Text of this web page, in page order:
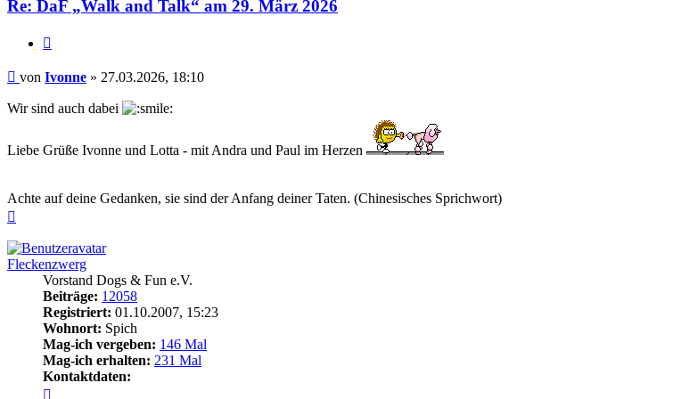
Re: DaF „Walk and Talk“ am 29. März 2026
Beitrag
von Ivonne » 27.03.2026, 18:10
Wir sind auch dabei
Liebe Grüße Ivonne und Lotta - mit Andra und Paul im Herzen
Achte auf deine Gedanken, sie sind der Anfang deiner Taten. (Chinesisches Sprichwort)
Fleckenzwerg
Vorstand Dogs & Fun e.V.
Beiträge: 12058
Registriert: 01.10.2007, 15:23
Wohnort: Spich
Mag-ich vergeben: 146 Mal
Mag-ich erhalten: 231 Mal
Kontaktdaten: